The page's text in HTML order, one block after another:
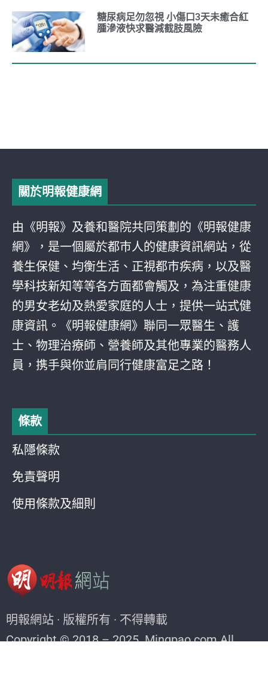
糖尿病足勿忽視 小傷口3天未癒合紅
腫滲液快求醫減截肢風險
關於明報健康網
由《明報》及養和醫院共同策劃的《明報健康
網》，是一個屬於都巿人的健康資訊網站，從
養生保健、均衡生活、正視都巿疾病，以及醫
學科技新知等等各方面都會觸及，為注重健康
的男女老幼及熱愛家庭的人士，提供一站式健
康資訊。《明報健康網》聯同一眾醫生、護
士、物理治療師、營養師及其他專業的醫務人
員，携手與你並肩同行健康富足之路！
條款
私隱條款
免責聲明
使用條款及細則
明報網站 · 版權所有 · 不得轉載
Copyright © 2018 – 2025. Mingpao.com All